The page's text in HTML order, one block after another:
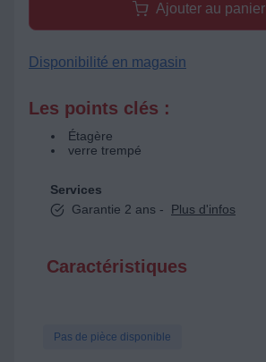
Ajouter au panier
Disponibilité en magasin
Les points clés :
Étagère
verre trempé
Services
Garantie 2 ans -
Plus d'infos
Caractéristiques
Pas de pièce disponible